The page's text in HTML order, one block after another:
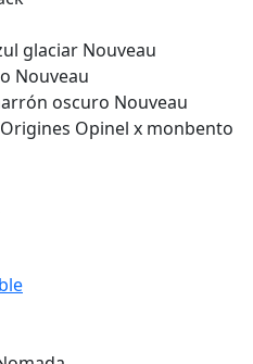
glaciar
Nouveau
oscuro
Opinel x monbento